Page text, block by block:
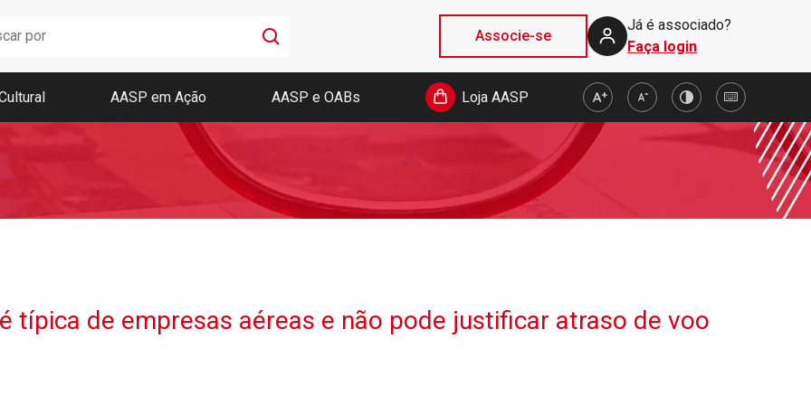
Associe-se
Já é associado?
Faça login
Boletim AASP
Coleção de Códigos de Bolso
Revista da AASP
AASP em Ação AASP e OABs Loja AASP
típica de empresas aéreas e não pode justificar atraso de voo